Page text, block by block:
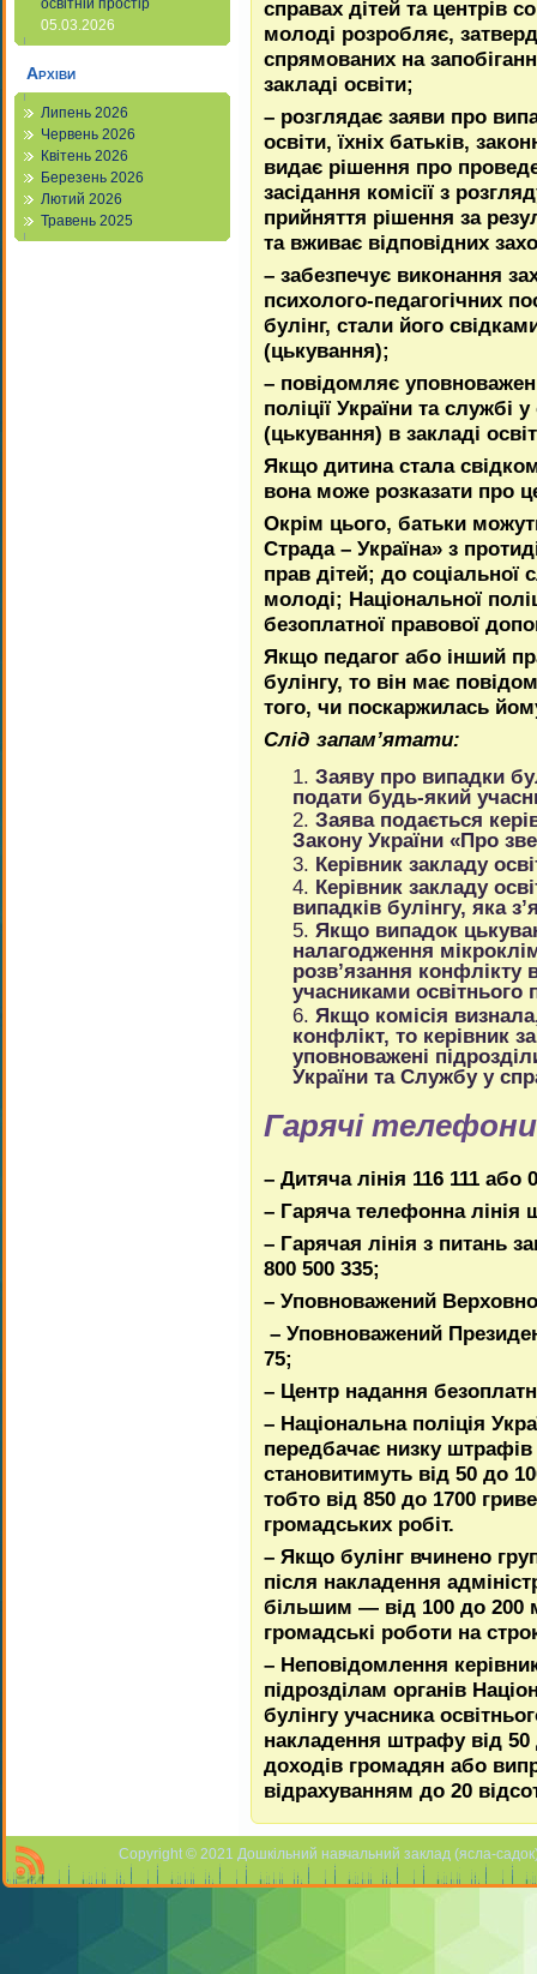
освітній простір
05.03.2026
Архіви
Липень 2026
Червень 2026
Квітень 2026
Березень 2026
Лютий 2026
Травень 2025
справах дітей та центрів
молоді розробляє,
спрямованих на
закладі освіти;
– розглядає заяви про
освіти, їхніх батьків,
видає рішення про
засідання комісії з
прийняття рішення за
та вживає відповідних
– забезпечує виконання
психолого-педагогічних
булінг, стали його
(цькування);
– повідомляє
поліції України та службі
(цькування) в закладі
Якщо дитина стала
вона може розказати про
Окрім цього, батьки
Страда – Україна» з
прав дітей; до соціальної
молоді; Національної
безоплатної правової
Якщо педагог або інший
булінгу, то він має
того, чи поскаржилась
Слід запам’ятати:
Заяву про випадки
подати будь-який
Заява подається
Закону України «Про
Керівник закладу
Керівник закладу
випадків булінгу, яка
Якщо випадок
налагодження
розв’язання конфлікту
учасниками освітнього
Якщо комісія
конфлікт, то керівник
уповноважені
України та Службу у
Гарячі
– Дитяча лінія 116 111 або
– Гаряча телефонна лінія
– Гарячая лінія з питань
800 500 335;
– Уповноважений
– Уповноважений
75;
– Центр надання
– Національна поліція
передбачає низку
становитимуть від 50 до
тобто від 850 до 1700
громадських робіт.
– Якщо булінг вчинено
після накладення
більшим — від 100 до 200
громадські роботи на
– Неповідомлення
підрозділам органів
булінгу учасника
накладення штрафу від 50
доходів громадян або
відрахуванням до 20
Copyright © 2021 Дошкільний навчальний заклад (ясла-